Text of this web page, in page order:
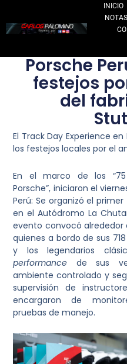
al
contenido
INICIO
Porsche
festejos
del
El Track Day Experience
los festejos locales por el
En el marco de los
Porsche”, iniciaron el
Perú: Se organizó el primer
en el Autódromo La
evento convocó alrededor
quienes a bordo de sus
y los legendarios
performance de sus
ambiente controlado y
supervisión de
encargaron de
pruebas de manejo.